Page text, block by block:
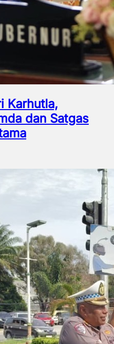
Karhutla,
dan Satgas